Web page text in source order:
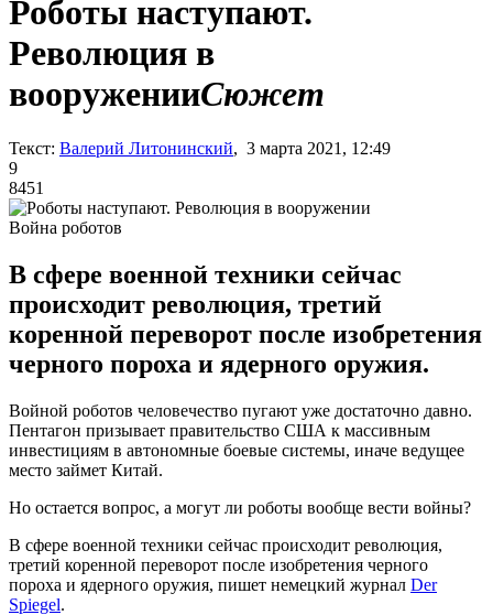
Роботы наступают.
Революция в
вооруженииСюжет
Текст: Валерий Литонинский, 3 марта 2021, 12:49
9
8451
Война роботов
В сфере военной техники сейчас
происходит революция, третий
коренной переворот после изобретения
черного пороха и ядерного оружия.
Войной роботов человечество пугают уже достаточно давно.
Пентагон призывает правительство США к массивным
инвестициям в автономные боевые системы, иначе ведущее
место займет Китай.
Но остается вопрос, а могут ли роботы вообще вести войны?
В сфере военной техники сейчас происходит революция,
третий коренной переворот после изобретения черного
пороха и ядерного оружия, пишет немецкий журнал Der
Spiegel.